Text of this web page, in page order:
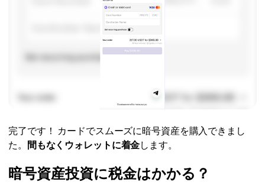
完了です！ カードでスムーズに暗号資産を購入できまし
た。
間もなくウォレットに着金します。
暗号資産投資に税金はかかる？